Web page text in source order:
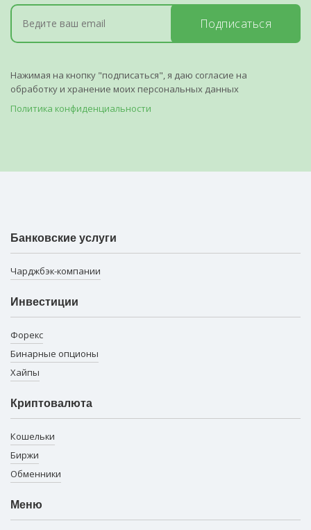
Подписаться
Нажимая на кнопку "подписаться", я даю согласие на
обработку и хранение моих персональных данных
Политика конфиденциальности
Банковские услуги
Чарджбэк-компании
Инвестиции
Форекс
Бинарные опционы
Хайпы
Криптовалюта
Кошельки
Биржи
Обменники
Меню